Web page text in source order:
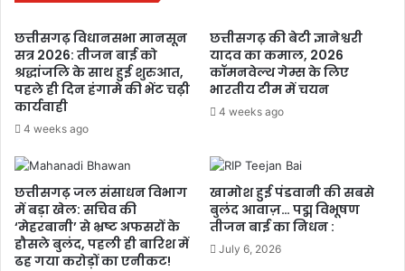
छत्तीसगढ़ विधानसभा मानसून
सत्र 2026: तीजन बाई को
श्रद्धांजलि के साथ हुई शुरुआत,
पहले ही दिन हंगामे की भेंट चढ़ी
कार्यवाही
4 weeks ago
छत्तीसगढ़ की बेटी ज्ञानेश्वरी
यादव का कमाल, 2026
कॉमनवेल्थ गेम्स के लिए
भारतीय टीम में चयन
4 weeks ago
छत्तीसगढ़ जल संसाधन विभाग
में बड़ा खेल: सचिव की
‘मेहरबानी’ से भ्रष्ट अफसरों के
हौसले बुलंद, पहली ही बारिश में
ढह गया करोड़ों का एनीकट!
खामोश हुई पंडवानी की सबसे
बुलंद आवाज़… पद्म विभूषण
तीजन बाई का निधन :
July 6, 2026